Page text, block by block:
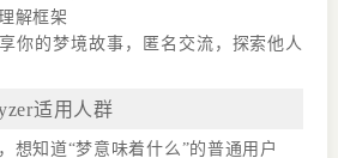
解框架
你的梦境故事，匿名交流，探索他人
适用人群
想知道“梦意味着什么”的普通用户